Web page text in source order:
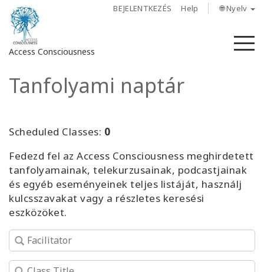
BEJELENTKEZÉS Help 🌐 Nyelv
Access Consciousness
Bejelentkezés
Access
Bars
Régiók
Tanfolyamok
Tanfolyami naptár
Scheduled Classes: 0
Fedezd fel az Access Consciousness meghirdetett
tanfolyamainak, telekurzusainak, podcastjainak
és egyéb eseményeinek teljes listáját, használj
kulcsszavakat vagy a részletes keresési
eszközöket.